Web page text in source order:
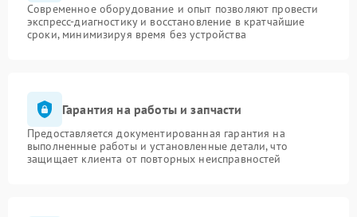
Современное оборудование и опыт позволяют провести
экспресс-диагностику и восстановление в кратчайшие
сроки, минимизируя время без устройства
Гарантия на работы и запчасти
Предоставляется документированная гарантия на
выполненные работы и установленные детали, что
защищает клиента от повторных неисправностей